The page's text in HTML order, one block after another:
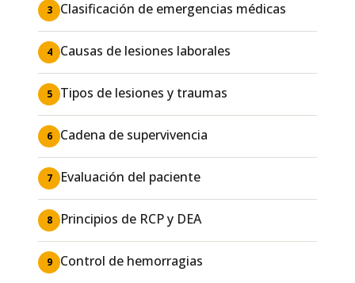
3 Clasificación de emergencias médicas
4 Causas de lesiones laborales
5 Tipos de lesiones y traumas
6 Cadena de supervivencia
7 Evaluación del paciente
8 Principios de RCP y DEA
9 Control de hemorragias